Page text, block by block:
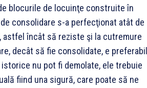
blocurile de locuinţe construite în
consolidare s-a perfecţionat atât de
astfel încât să reziste şi la cutremure
decât să fie consolidate, e preferabil
nu pot fi demolate, ele trebuie
fiind una sigură, care poate să ne